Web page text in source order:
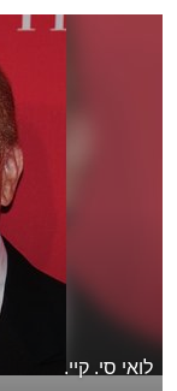
לואי סי. קיי.